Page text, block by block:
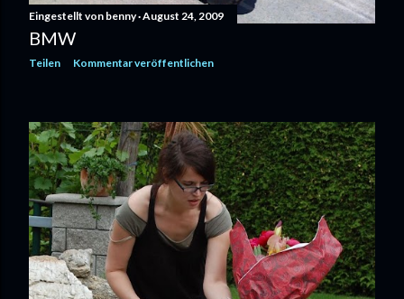
Eingestellt von benny August 24, 2009
BMW
Teilen Kommentar veröffentlichen